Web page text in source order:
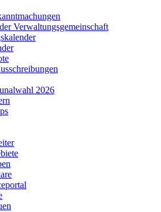
Verwaltungsgemeinschaft
2026